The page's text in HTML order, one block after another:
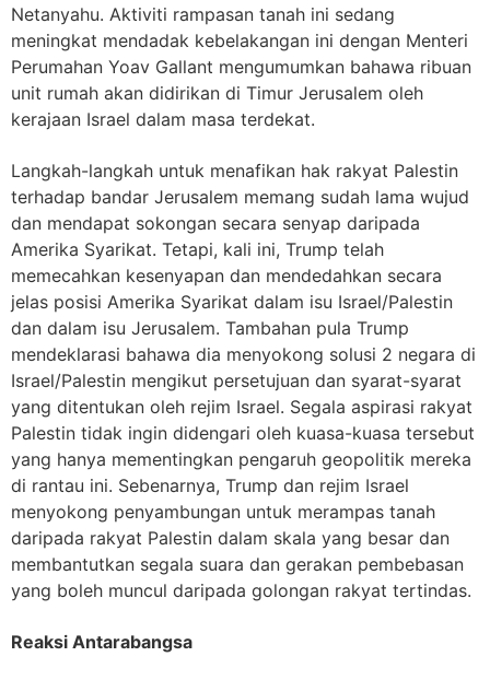
Netanyahu. Aktiviti rampasan tanah ini sedang
meningkat mendadak kebelakangan ini dengan Menteri
Perumahan Yoav Gallant mengumumkan bahawa ribuan
unit rumah akan didirikan di Timur Jerusalem oleh
kerajaan Israel dalam masa terdekat.
Langkah-langkah untuk menafikan hak rakyat Palestin
terhadap bandar Jerusalem memang sudah lama wujud
dan mendapat sokongan secara senyap daripada
Amerika Syarikat. Tetapi, kali ini, Trump telah
memecahkan kesenyapan dan mendedahkan secara
jelas posisi Amerika Syarikat dalam isu Israel/Palestin
dan dalam isu Jerusalem. Tambahan pula Trump
mendeklarasi bahawa dia menyokong solusi 2 negara di
Israel/Palestin mengikut persetujuan dan syarat-syarat
yang ditentukan oleh rejim Israel. Segala aspirasi rakyat
Palestin tidak ingin didengari oleh kuasa-kuasa tersebut
yang hanya mementingkan pengaruh geopolitik mereka
di rantau ini. Sebenarnya, Trump dan rejim Israel
menyokong penyambungan untuk merampas tanah
daripada rakyat Palestin dalam skala yang besar dan
membantutkan segala suara dan gerakan pembebasan
yang boleh muncul daripada golongan rakyat tertindas.
Reaksi Antarabangsa